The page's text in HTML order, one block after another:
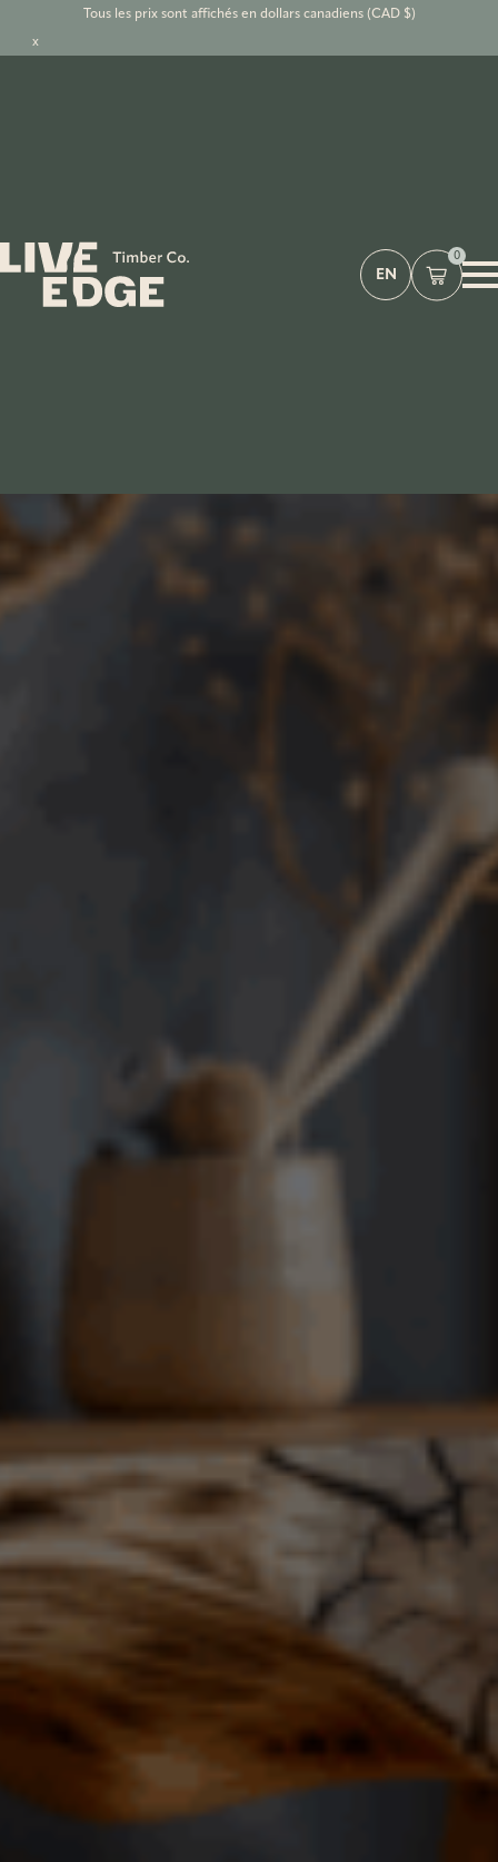
Tous les prix sont affichés en dollars canadiens (CAD $)
x
EN
0